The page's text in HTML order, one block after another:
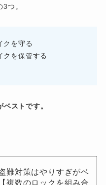
つ。
クを守る
クを保管する
ストです。
難対策はやりすぎがベ
複数のロックを組み合